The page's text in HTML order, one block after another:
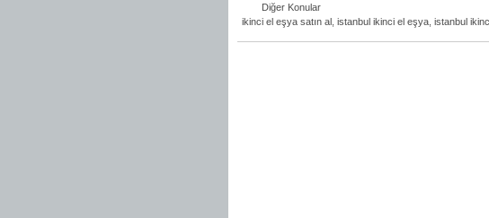
Diğer Konular
ikinci el eşya satın al istanbul ikinci el eşya istanbul